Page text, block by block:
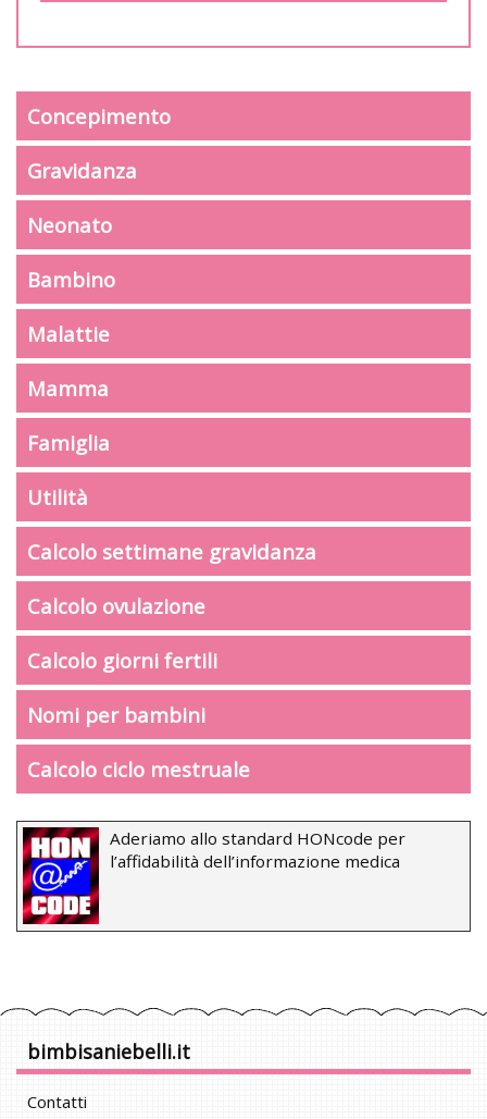
Concepimento
Gravidanza
Neonato
Bambino
Malattie
Mamma
Famiglia
Utilità
Calcolo settimane gravidanza
Calcolo ovulazione
Calcolo giorni fertili
Nomi per bambini
Calcolo ciclo mestruale
Aderiamo allo standard HONcode per
l’affidabilità dell’informazione medica
bimbisaniebelli.it
Contatti